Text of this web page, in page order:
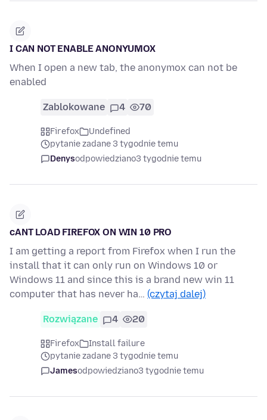
I CAN NOT ENABLE ANONYUMOX
When I open a new tab, the anonymox can not be
enabled
Zablokowane 4 70
Firefox
Undefined
pytanie zadane 3 tygodnie temu
Denysodpowiedziano3 tygodnie temu
cANT LOAD FIREFOX ON WIN 10 PRO
I am getting a report from Firefox when I run the
install that it can only run on Windows 10 or
Windows 11 and since this is a brand new win 11
computer that has never ha… (czytaj dalej)
Rozwiązane 4 20
Firefox
Install failure
pytanie zadane 3 tygodnie temu
Jamesodpowiedziano3 tygodnie temu